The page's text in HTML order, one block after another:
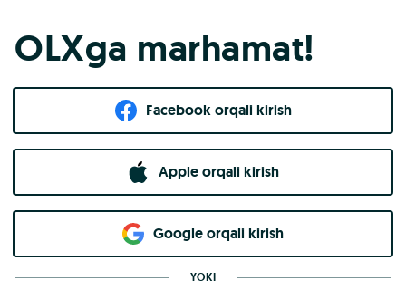
OLXga marhamat!
Facebook orqali kirish​
Apple orqali kirish
Goo​g​le orqali kirish
YOKI